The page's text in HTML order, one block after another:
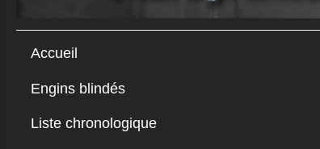
Accueil
Engins blindés
Liste chronologique